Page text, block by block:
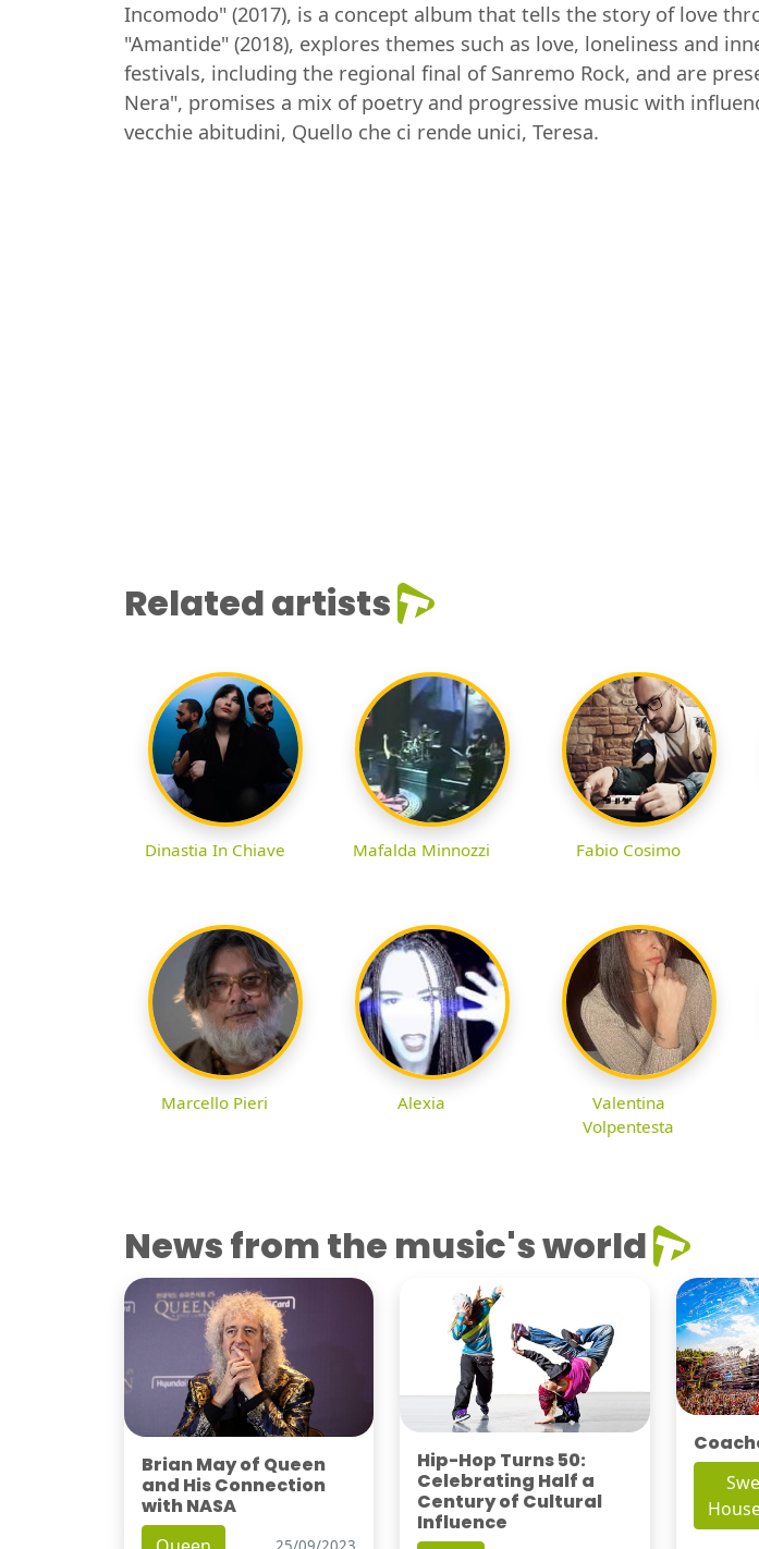
Incomodo" (2017), is a concept album that tells the story of love
"Amantide" (2018), explores themes such as love, loneliness and
festivals, including the regional final of Sanremo Rock, and are
Nera", promises a mix of poetry and progressive music with
vecchie abitudini, Quello che ci rende unici, Teresa.
Related artists
Dinastia In Chiave Mafalda Minnozzi Fabio Cosimo
Marcello Pieri Alexia
Valentina
Volpentesta
News from the music's world
Brian May of Queen
and His Connection
with NASA
Hip-Hop Turns 50:
Celebrating Half a
Century of Cultural
Influence